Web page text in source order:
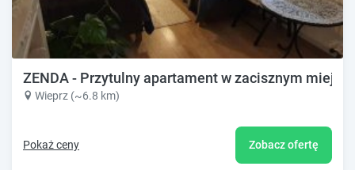
ZENDA - Przytulny apartament w zacisznym
Wieprz (~6.8 km)
Pokaż ceny Zobacz ofertę